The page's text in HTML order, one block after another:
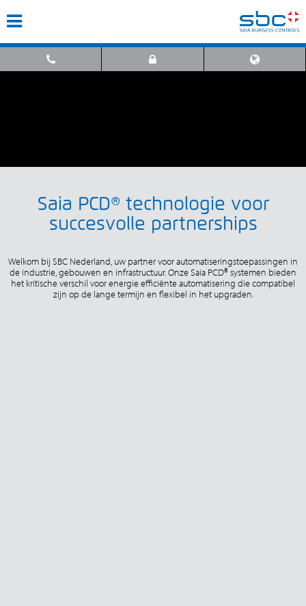
Saia PCD® technologie voor
succesvolle partnerships
Welkom bij SBC Nederland, uw partner voor automatiseringstoepassingen in
de industrie, gebouwen en infrastructuur. Onze Saia PCD® systemen bieden
het kritische verschil voor energie efficiënte automatisering die compatibel
zijn op de lange termijn en flexibel in het upgraden.